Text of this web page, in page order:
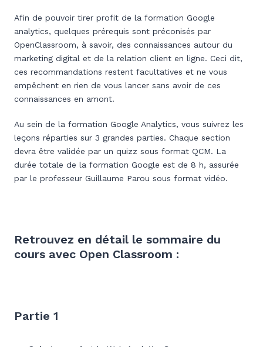
Afin de pouvoir tirer profit de la formation Google
analytics, quelques prérequis sont préconisés par
OpenClassroom, à savoir, des connaissances autour du
marketing digital et de la relation client en ligne. Ceci dit,
ces recommandations restent facultatives et ne vous
empêchent en rien de vous lancer sans avoir de ces
connaissances en amont.
Au sein de la formation Google Analytics, vous suivrez les
leçons réparties sur 3 grandes parties. Chaque section
devra être validée par un quizz sous format QCM. La
durée totale de la formation Google est de 8 h, assurée
par le professeur Guillaume Parou sous format vidéo.
Retrouvez en détail le sommaire du
cours avec Open Classroom :
Partie 1